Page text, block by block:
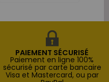
PAIEMENT SÉCURISÉ
Paiement en ligne 100%
sécurisé par carte bancaire
Visa et Mastercard, ou par